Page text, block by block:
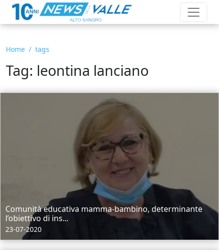
Home tags
Tag: leontina lanciano
Comunità educativa mamma-bambino, determinante
l’obiettivo di ins...
23-07-2020